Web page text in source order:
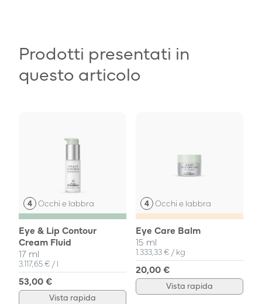
Prodotti presentati in
questo articolo
Occhi e labbra
Eye & Lip Contour
Cream Fluid
17 ml
Prezzo unitario
3.117,65 € / pro
l
53,00 €
Vista rapida
Occhi e labbra
Eye Care Balm
15 ml
Prezzo unitario
1.333,33 € / pro
kg
20,00 €
Vista rapida